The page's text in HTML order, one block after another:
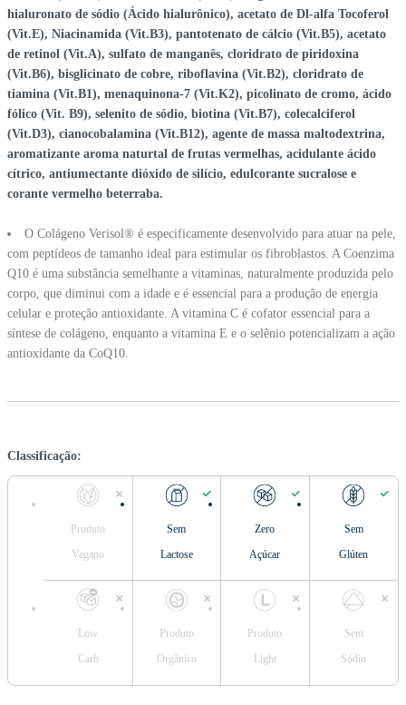
hialuronato de sódio (Ácido hialurônico), acetato de Dl-alfa Tocoferol
(Vit.E), Niacinamida (Vit.B3), pantotenato de cálcio (Vit.B5), acetato
de retinol (Vit.A), sulfato de manganês, cloridrato de piridoxina
(Vit.B6), bisglicinato de cobre, riboflavina (Vit.B2), cloridrato de
tiamina (Vit.B1), menaquinona-7 (Vit.K2), picolinato de cromo, ácido
fólico (Vit. B9), selenito de sódio, biotina (Vit.B7), colecalciferol
(Vit.D3), cianocobalamina (Vit.B12), agente de massa maltodextrina,
aromatizante aroma naturtal de frutas vermelhas, acidulante ácido
cítrico, antiumectante dióxido de silício, edulcorante sucralose e
corante vermelho beterraba.
O Colágeno Verisol® é especificamente desenvolvido para atuar na pele,
com peptídeos de tamanho ideal para estimular os fibroblastos. A Coenzima
Q10 é uma substância semelhante a vitaminas, naturalmente produzida pelo
corpo, que diminui com a idade e é essencial para a produção de energia
celular e proteção antioxidante. A vitamina C é cofator essencial para a
síntese de colágeno, enquanto a vitamina E e o selênio potencializam a ação
antioxidante da CoQ10.
Classificação:
Produto
Vegano
Sem
Lactose
Zero
Açúcar
Sem
Glúten
Low
Carb
Produto
Orgânico
Produto
Light
Sem
Sódio